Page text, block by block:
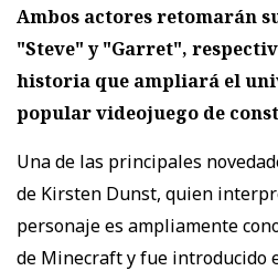
Ambos actores retomarán
"Steve" y "Garret",
historia que ampliará el
popular videojuego de
Una de las principales
de Kirsten Dunst, quien
personaje es ampliamente
de Minecraft y fue introducido